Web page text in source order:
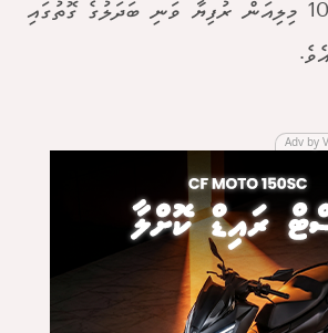
ދުވަހުގެ ނިޔަލަށް 101.7 މިލިއަން ރުފިޔާ ވަނި ބަދަލުގެ ގޮތުގައި
Adv by